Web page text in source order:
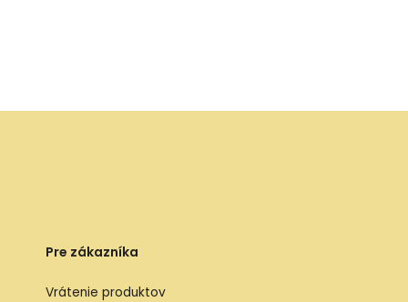
Pre zákazníka
Vrátenie produktov